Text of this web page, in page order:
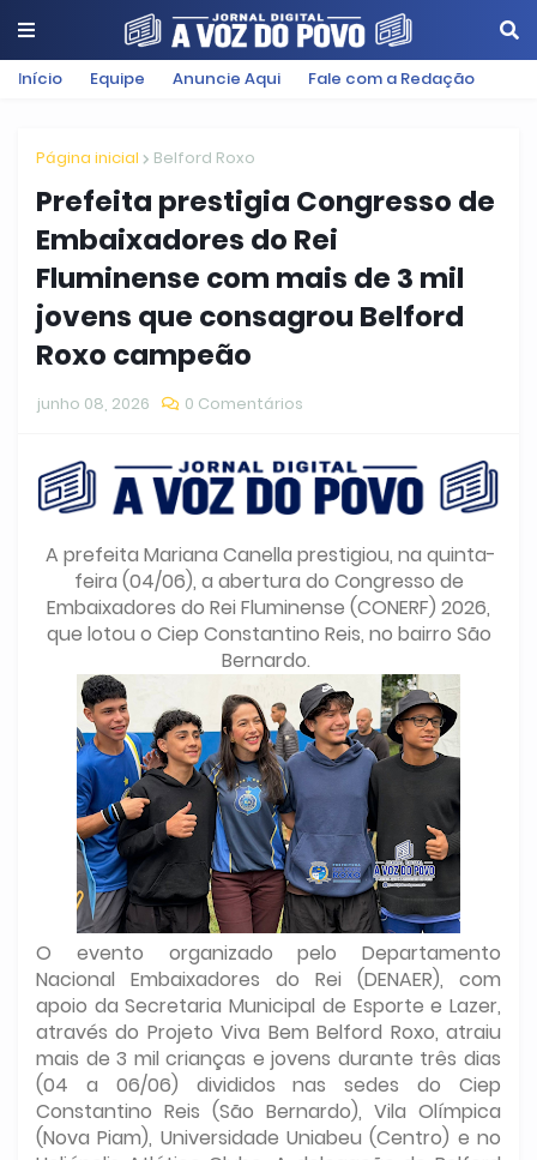
Início Equipe Anuncie Aqui Fale com a Redação
Página inicial Belford Roxo
Prefeita prestigia Congresso de
Embaixadores do Rei
Fluminense com mais de 3 mil
jovens que consagrou Belford
Roxo campeão
junho 08, 2026 0 Comentários
A prefeita Mariana Canella prestigiou, na quinta-
feira (04/06), a abertura do Congresso de
Embaixadores do Rei Fluminense (CONERF) 2026,
que lotou o Ciep Constantino Reis, no bairro São
Bernardo.
O evento organizado pelo Departamento
Nacional Embaixadores do Rei (DENAER), com
apoio da Secretaria Municipal de Esporte e Lazer,
através do Projeto Viva Bem Belford Roxo, atraiu
mais de 3 mil crianças e jovens durante três dias
(04 a 06/06) divididos nas sedes do Ciep
Constantino Reis (São Bernardo), Vila Olímpica
(Nova Piam), Universidade Uniabeu (Centro) e no